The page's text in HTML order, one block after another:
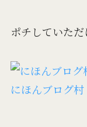
ポチしていた
にほんブログ村